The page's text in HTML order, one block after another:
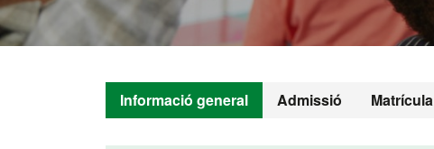
Informació general Admissió Matrícula